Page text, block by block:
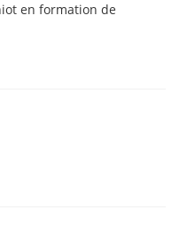
en formation de